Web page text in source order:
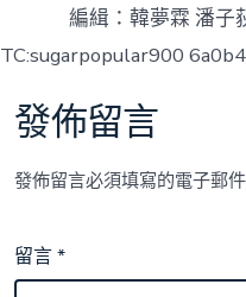
編緝：韓夢霖 潘子
TC:sugarpopular900
發佈留言
發佈留言必須填寫的電子郵
留言*